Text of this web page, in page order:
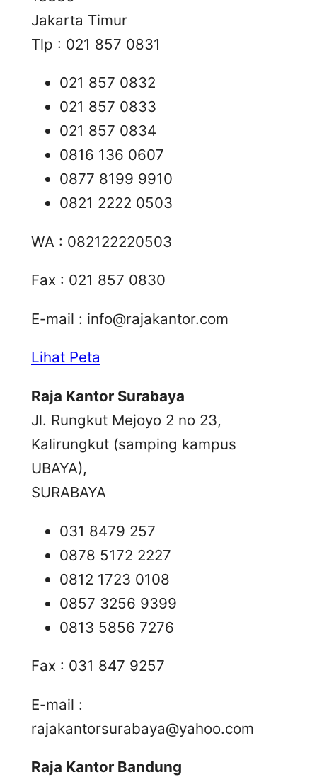
Jakarta Timur
Tlp : 021 857 0831
021 857 0832
021 857 0833
021 857 0834
0816 136 0607
0877 8199 9910
0821 2222 0503
WA : 082122220503
Fax : 021 857 0830
E-mail : info@rajakantor.com
Lihat Peta
Raja Kantor Surabaya
Jl. Rungkut Mejoyo 2 no 23,
Kalirungkut (samping kampus
UBAYA),
SURABAYA
031 8479 257
0878 5172 2227
0812 1723 0108
0857 3256 9399
0813 5856 7276
Fax : 031 847 9257
E-mail :
rajakantorsurabaya@yahoo.com
Raja Kantor Bandung